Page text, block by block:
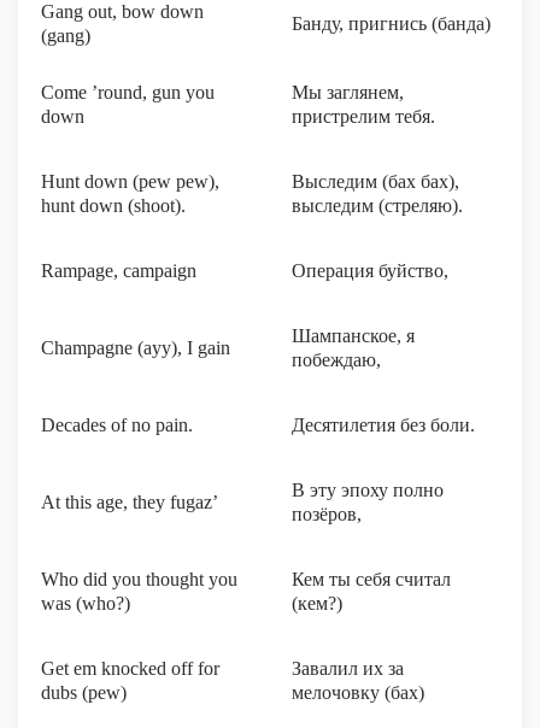
Gang out, bow down
(gang)
Банду, пригнись (банда)
Come ’round, gun you
down
Мы заглянем,
пристрелим тебя.
Hunt down (pew pew),
hunt down (shoot).
Выследим (бах бах),
выследим (стреляю).
Rampage, campaign Операция буйство,
Champagne (ayy), I gain
Шампанское, я
побеждаю,
Decades of no pain. Десятилетия без боли.
At this age, they fugaz’
В эту эпоху полно
позёров,
Who did you thought you
was (who?)
Кем ты себя считал
(кем?)
Get em knocked off for
dubs (pew)
Завалил их за
мелочовку (бах)